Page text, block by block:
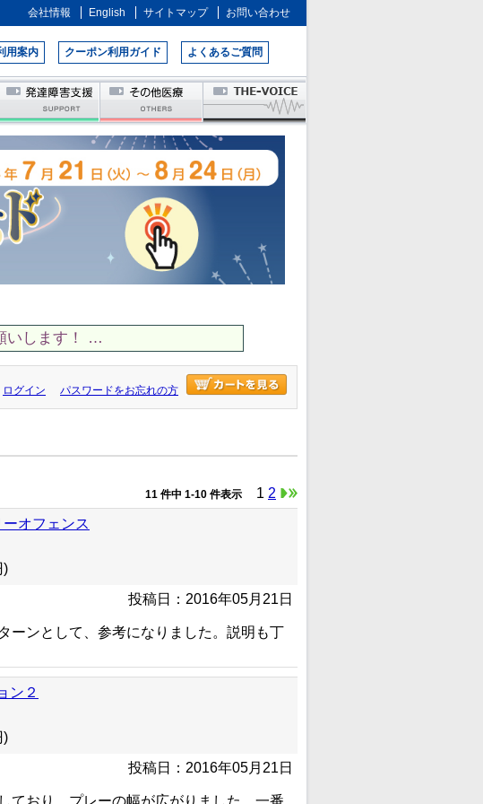
会社情報 English サイトマップ お問い合わせ
用案内 クーポン利用ガイド よくあるご質問
いします！ …
ログイン パスワードをお忘れの方
11 件中 1-10 件表示 1 2
ーオフェンス
)
投稿日：2016年05月21日
ーンとして、参考になりました。説明も丁
ン２
)
投稿日：2016年05月21日
ており、プレーの幅が広がりました。一番